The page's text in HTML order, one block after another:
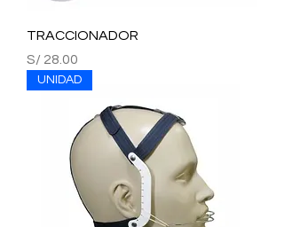
TRACCIONADOR
Precio
S/ 28.00
UNIDAD